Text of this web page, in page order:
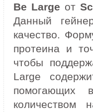
Be Large от
Данный
качество.
протеина и
чтобы
Large
помогающих